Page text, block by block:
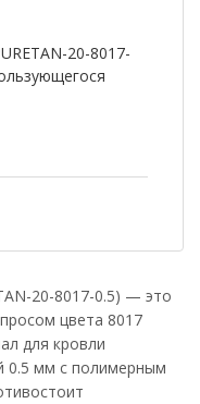
20-8017-
20-8017-0.5) — это
цвета 8017
для кровли
0.5 мм с полимерным